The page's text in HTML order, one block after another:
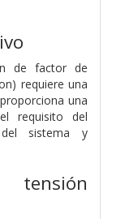
de factor de
requiere una
una
requisito del
sistema y